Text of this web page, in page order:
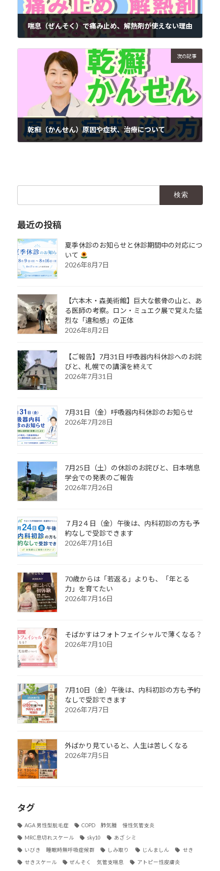
喘息（ぜんそく）で痛み止め、解熱剤が使えない理由
次の記事
乾癬（かんせん）原因や症状、治療について
最近の投稿
夏季休診のお知らせと休診期間中の対応につ
いて
2026年8月7日
【六本木・森美術館】巨大な骸骨の山と、あ
る医師の考察。ロン・ミュエク展で覚えた猛
烈な「違和感」の正体
2026年8月2日
【ご報告】7月31日 呼吸器内科休診へのお詫
びと、札幌での講演を終えて
2026年7月31日
7月31日（金）呼吸器内科休診のお知らせ
2026年7月28日
7月25日（土）の休診のお詫びと、日本喘息
学会での発表のご報告
2026年7月26日
７月2４日（金）午後は、内科初診の方も予
約なしで受診できます
2026年7月16日
70歳からは「若返る」よりも、「年とる
力」を育てたい
2026年7月16日
そばかすはフォトフェイシャルで薄くなる？
2026年7月10日
7月10日（金）午後は、内科初診の方も予約
なしで受診できます
2026年7月7日
外ばかり見ていると、人生は苦しくなる
2026年7月5日
タグ
AGA 男性型脱毛症 COPD 肺気腫 慢性気管支炎
MRC息切れスケール sky10 あざ シミ
いびき 睡眠時無呼吸症候群 しみ取り じんましん せき
せきスケール ぜんそく 気管支喘息 アトピー性皮膚炎